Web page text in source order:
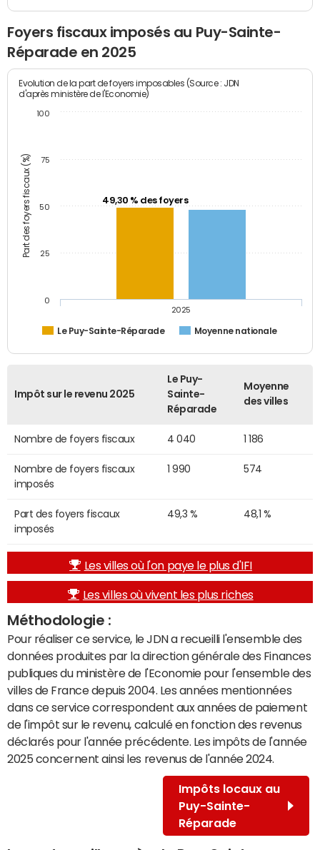
Foyers fiscaux imposés au Puy-Sainte-
Réparade en 2025
Part des foyers fiscaux (%)
Evolution de la part de foyers imposables (Source : JDN
d'après ministère de l'Economie)
49,30 % des foyers
Le Puy-Sainte-Réparade Moyenne nationale
2025
0
25
50
75
100
Impôt sur le revenu 2025
Le Puy-
Sainte-
Réparade
Moyenne
des villes
Nombre de foyers fiscaux 4 040 1 186
Nombre de foyers fiscaux
imposés
1 990 574
Part des foyers fiscaux
imposés
49,3 % 48,1 %
Les villes où l'on paye le plus d'IFI
Les villes où vivent les plus riches
Méthodologie :
Pour réaliser ce service, le JDN a recueilli l'ensemble des
données produites par la direction générale des Finances
publiques du ministère de l'Economie pour l'ensemble des
villes de France depuis 2004. Les années mentionnées
dans ce service correspondent aux années de paiement
de l'impôt sur le revenu, calculé en fonction des revenus
déclarés pour l'année précédente. Les impôts de l'année
2025 concernent ainsi les revenus de l'année 2024.
Impôts locaux au
Puy-Sainte-
Réparade